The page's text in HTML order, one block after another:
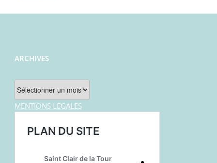
ARCHIVES
Archives
MENTIONS LEGALES